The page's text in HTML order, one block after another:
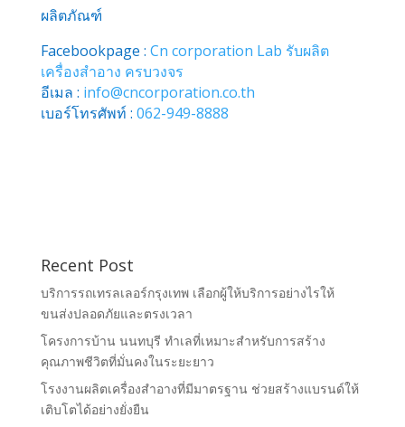
ผลิตภัณฑ์
Facebookpage : Cn corporation Lab รับผลิต
เครื่องสำอาง ครบวงจร
อีเมล : info@cncorporation.co.th
เบอร์โทรศัพท์ : 062-949-8888
Recent Post
บริการรถเทรลเลอร์กรุงเทพ เลือกผู้ให้บริการอย่างไรให้
ขนส่งปลอดภัยและตรงเวลา
โครงการบ้าน นนทบุรี ทำเลที่เหมาะสำหรับการสร้าง
คุณภาพชีวิตที่มั่นคงในระยะยาว
โรงงานผลิตเครื่องสำอางที่มีมาตรฐาน ช่วยสร้างแบรนด์ให้
เติบโตได้อย่างยั่งยืน